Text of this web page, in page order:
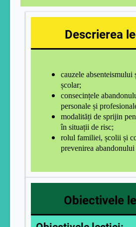
Descrierea
cauzele absenteismului
școlar;
consecințele
personale și
modalități de sprijin
în situații de risc;
rolul familiei, școlii și
prevenirea abandonului
Obiectivele